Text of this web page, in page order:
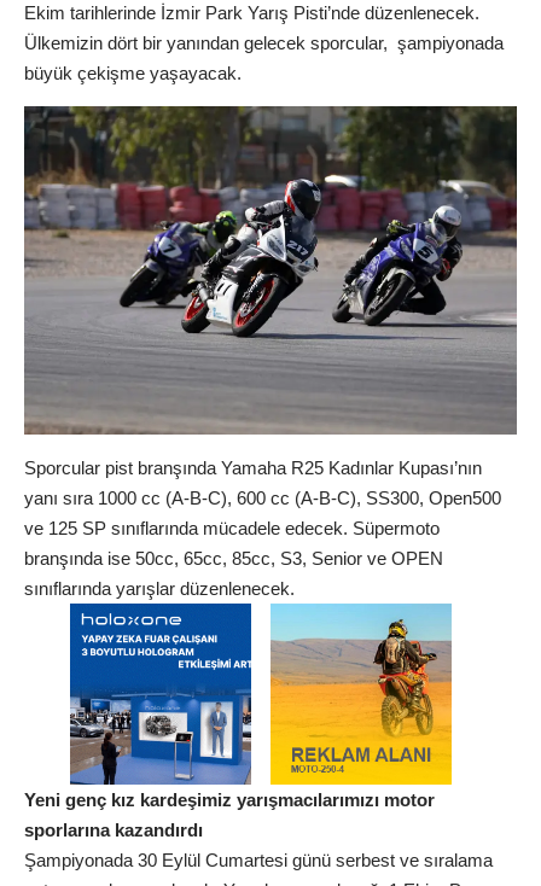
Ekim tarihlerinde İzmir Park Yarış Pisti’nde düzenlenecek.
Ülkemizin dört bir yanından gelecek sporcular, şampiyonada
büyük çekişme yaşayacak.
Sporcular pist branşında Yamaha R25 Kadınlar Kupası’nın
yanı sıra 1000 cc (A-B-C), 600 cc (A-B-C), SS300, Open500
ve 125 SP sınıflarında mücadele edecek. Süpermoto
branşında ise 50cc, 65cc, 85cc, S3, Senior ve OPEN
sınıflarında yarışlar düzenlenecek.
Yeni genç kız kardeşimiz yarışmacılarımızı motor
sporlarına kazandırdı
Şampiyonada 30 Eylül Cumartesi günü serbest ve sıralama